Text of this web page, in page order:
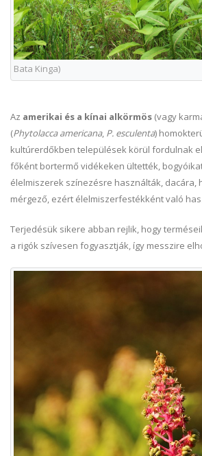
Bata Kinga)
Az amerikai és a kínai alkörmös (vagy
(Phytolacca americana, P. esculenta)
kultúrerdőkben települések körül fordulnak
főként bortermő vidékeken ültették,
élelmiszerek színezésre használták, dacára,
mérgező, ezért élelmiszerfestékként való
Terjedésük sikere abban rejlik, hogy
a rigók szívesen fogyasztják, így messzire